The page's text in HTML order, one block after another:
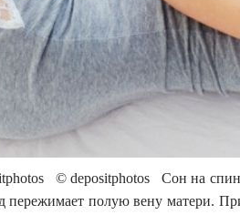
© depositphotos Сон на
пережимает полую вену матери.